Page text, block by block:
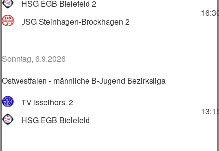
HSG EGB Bielefeld 2
JSG Steinhagen-Brockhagen 2
Sonntag, 6.9.2026
Ostwestfalen - männliche B-Jugend Bezirksliga
TV Isselhorst 2
HSG EGB Bielefeld